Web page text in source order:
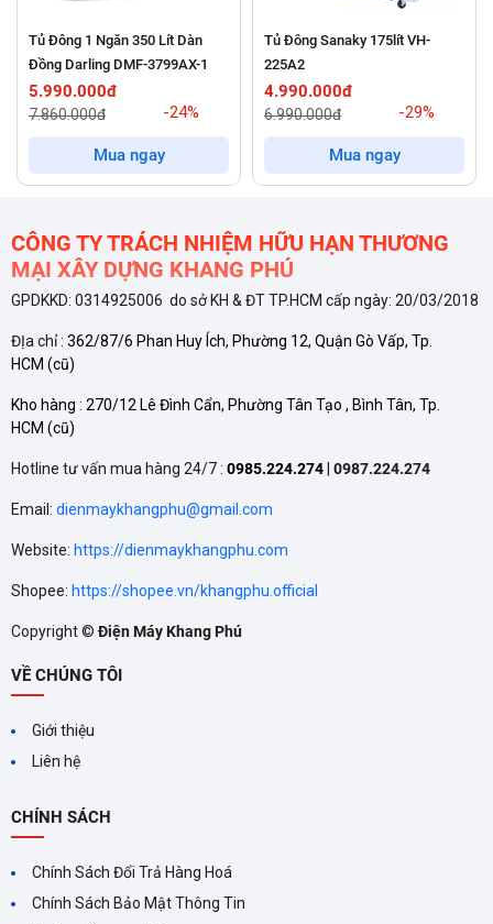
Ngăn mát(0°C đến 10°C): Bảo quản rau củ, trái cây, nước
uống,...
Cánh tủ mở độc lập
, giảm thất thoát hơi lạnh, tiết kiệm
Dàn lạnh ống đồng – Làm lạnh nhanh, bền bỉ
Trang bịdàn lạnh bằng ống đồng nguyên chất, dẫn nhiệt
nhanh và giữ nhiệt lâu.
Thiết kế nhỏ gọn – Dễ lắp đặt và di chuyển
Dung tích220 lít, kích thước gọn phù hợp không gian nhỏ:
căn hộ, nhà phố, cửa hàng.
sinh hoặc thay đổi vị trí đặt tủ.
hưởng tới môi trường và an toàn cho sức khỏe.
Tủ Đông 1 Ngăn 350 Lít Dàn
Đồng Darling DMF-3799AX-1
5.990.000đ
7.860.000đ -24%
Mua ngay
Tủ Đông Sanaky 175lít VH-
225A2
4.990.000đ
6.990.000đ -29%
Mua ngay
CÔNG TY TRÁCH NHIỆM HỮU HẠN THƯƠNG
MẠI XÂY DỰNG KHANG PHÚ
GPDKKD: 0314925006 do sở KH & ĐT TP.HCM cấp ngày: 20/03/2018
ĐỊa chỉ : 362/87/6 Phan Huy Ích, Phường 12, Quận Gò Vấp, Tp.
HCM (cũ)
Kho hàng : 270/12 Lê Đình Cẩn, Phường Tân Tạo , Bình Tân, Tp.
HCM (cũ)
Hotline tư vấn mua hàng 24/7 : 0985.224.274 0987.224.274
Email: dienmaykhangphu@gmail.com
Website: https://dienmaykhangphu.com
Shopee: https://shopee.vn/khangphu.official
Copyright ©Điện Máy Khang Phú
VỀ CHÚNG TÔI
Giới thiệu
Liên hệ
CHÍNH SÁCH
Chính Sách Đổi Trả Hàng Hoá
Chính Sách Bảo Mật Thông Tin